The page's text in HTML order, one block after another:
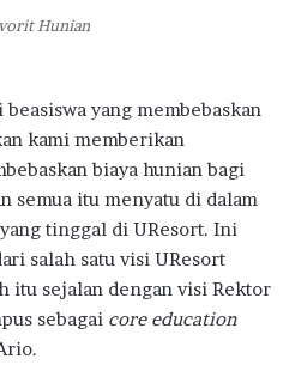
Hunian
yang membebaskan
kami memberikan
biaya hunian bagi
semua itu menyatu di dalam
tinggal di UResort. Ini
salah satu visi UResort
itu sejalan dengan visi Rektor
sebagai core education